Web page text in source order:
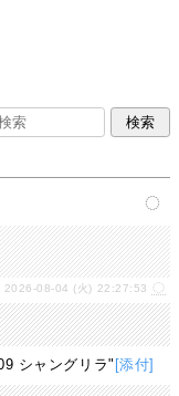
2026-08-04 (火) 22:27:53
シャングリラ" [添付]